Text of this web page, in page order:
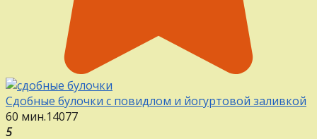
Сдобные булочки с повидлом и йогуртовой заливкой
60 мин.14077
5